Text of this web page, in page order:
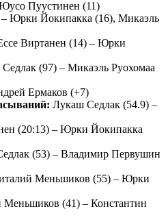
Пуустинен (11)
Юрки Йокипакка (16), Микаэль
Виртанен (14) – Юрки
(97) – Микаэль Руохомаа
Ермаков (+7)
Лукаш Седлак (54.9) –
(20:13) – Юрки Йокипакка
(53) – Владимир Первушин
Меньшиков (55) – Юрки
Меньшиков (41) – Константин